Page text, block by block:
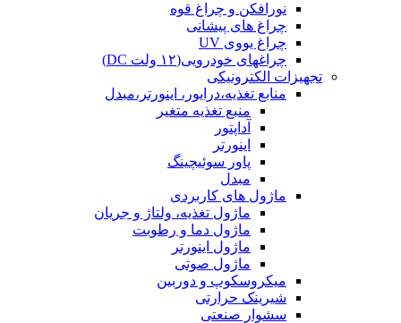
نورافکن و چراغ قوه
چراغ های پیشانی
چراغ یووی UV
چراغهای خودرویی(۱۲ ولت DC)
تجهیزات الکترونیکی
منابع تغذیه،درایور، اینورتر،مبدل
منبع تغذیه متغیر
آداپتور
اینورتر
پاور سوئیچینگ
مبدل
ماژول های کاربردی
ماژول تغذیه، ولتاژ و جریان
ماژول دما و رطوبت
ماژول اینورتر
ماژول صوتی
میکروسکوپ و دوربین
شیرینک حرارتی
سشوار صنعتی